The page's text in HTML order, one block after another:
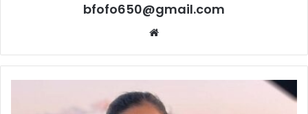
bfofo650@gmail.com
Website